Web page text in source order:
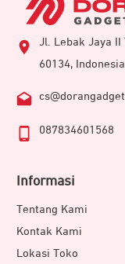
Jl. Lebak Jaya II
60134, Indonesia
087834601568
Informasi
Tentang Kami
Kontak Kami
Lokasi Toko